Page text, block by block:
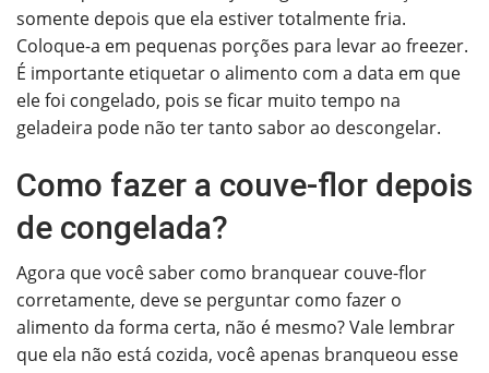
somente depois que ela estiver totalmente fria.
Coloque-a em pequenas porções para levar ao freezer.
É importante etiquetar o alimento com a data em que
ele foi congelado, pois se ficar muito tempo na
geladeira pode não ter tanto sabor ao descongelar.
Como fazer a couve-flor depois
de congelada?
Agora que você saber como branquear couve-flor
corretamente, deve se perguntar como fazer o
alimento da forma certa, não é mesmo? Vale lembrar
que ela não está cozida, você apenas branqueou esse